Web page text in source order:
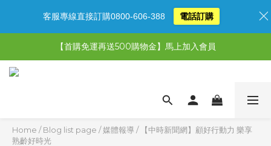
【限時特惠】全館滿1,000送500購物金！
【限時特惠】超值5選3，最高現省1,770元
【首購免運再送500購物金】馬上加入會員
Home /Blog list page /媒體報導 /
【中時新聞網】顧好行動力 樂享
熟齡好時光
客服專線直接訂購0800-606-388 電話訂購